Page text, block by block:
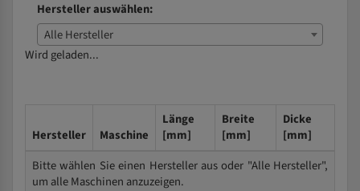
Hersteller auswählen:
Alle Hersteller
Wird geladen...
Hersteller Maschine
Länge
[mm]
Breite
[mm]
Dicke
[mm]
Bitte wählen Sie einen Hersteller aus oder "Alle Hersteller",
um alle Maschinen anzuzeigen.